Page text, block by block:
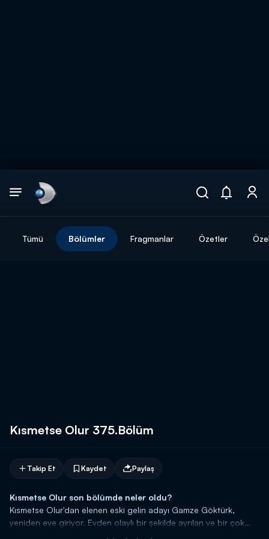
Tümü Bölümler Fragmanlar Özetler
Kısmetse Olur 375.Bölüm
Takip Et Kaydet Paylaş
Kısmetse Olur son bölümde neler oldu?
Kısmetse Olur'dan elenen eski gelin adayı Gamze Göktürk,
yeniden eve giriyor. Evden olaylı bir şekilde ayrılan ve bir çok